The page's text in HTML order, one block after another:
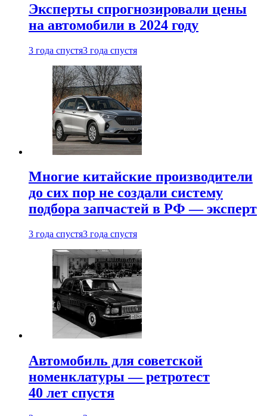
Эксперты спрогнозировали цены
на автомобили в 2024 году
3 года спустя3 года спустя
Многие китайские производители
до сих пор не создали систему
подбора запчастей в РФ — эксперт
3 года спустя3 года спустя
Автомобиль для советской
номенклатуры — ретротест
40 лет спустя